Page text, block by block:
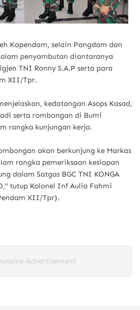
Kapendam, selain Pangdam dan
penyambutan diantaranya
TNI Ronny S.A.P serta para
XII/Tpr.
kedatangan Asops Kasad,
serta rombongan di Bumi
rangka kunjungan kerja.
akan berkunjung ke Markas
rangka pemeriksaan kesiapan
dalam Satgas BGC TNI KONGA
tutup Kolonel Inf Aulia Fahmi
XII/Tpr).
Advertisement